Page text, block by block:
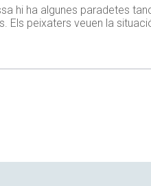
hi ha algunes paradetes
Els peixaters veuen la